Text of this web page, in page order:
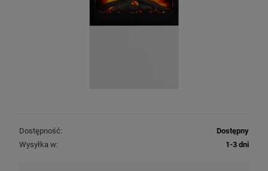
Dostępność:
Dostępny
Wysyłka w:
1-3 dni